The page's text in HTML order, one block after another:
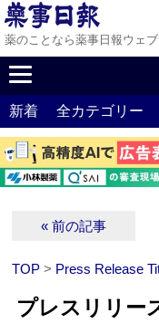
薬のことなら薬事日報ウェブ
新着 全カテゴリー
« 前の記事
TOP > Press Release
プレスリリー